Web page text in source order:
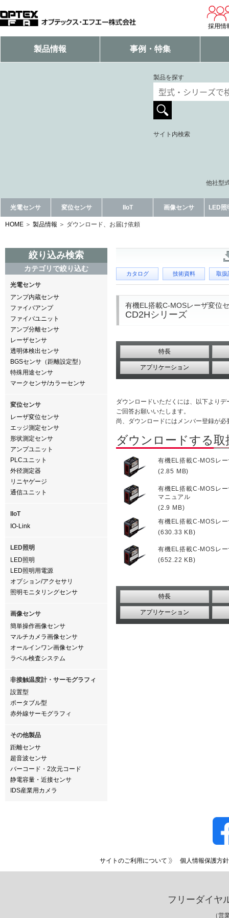
採用情
製品情報 事例・特集
製品を探す
サイト内検索
他社型
光電センサ 変位センサ IIoT 画像センサ LED照
HOME 製品情報 ダウンロード、お届け依頼
絞り込み検索
カテゴリで絞り込む
光電センサ
アンプ内蔵センサ
ファイバアンプ
ファイバユニット
アンプ分離センサ
レーザセンサ
透明体検出センサ
BGSセンサ（距離設定型）
特殊用途センサ
マークセンサ/カラーセンサ
変位センサ
レーザ変位センサ
エッジ測定センサ
形状測定センサ
アンプユニット
PLCユニット
外径測定器
リニヤゲージ
通信ユニット
IIoT
IO-Link
LED照明
LED照明
LED照明用電源
オプション/アクセサリ
照明モニタリングセンサ
画像センサ
簡単操作画像センサ
マルチカメラ画像センサ
オールインワン画像センサ
ラベル検査システム
非接触温度計・サーモグラフィ
設置型
ポータブル型
赤外線サーモグラフィ
その他製品
距離センサ
超音波センサ
バーコード・2次元コード
静電容量・近接センサ
IDS産業用カメラ
カタログ 技術資料 取扱
有機EL搭載C-MOSレーザ変位
CD2Hシリーズ
特長
アプリケーション
ダウンロードいただくには、以下より
ご回答お願いいたします。
尚、ダウンロードにはメンバー登録が必
ダウンロードする取
有機EL搭載C-MOSレ
(2.85 MB)
有機EL搭載C-MOSレ
マニュアル
(2.9 MB)
有機EL搭載C-MOSレ
(630.33 KB)
有機EL搭載C-MOSレ
(652.22 KB)
特長
アプリケーション
サイトのご利用について 個人情報保護方針
フリーダイヤ
（営